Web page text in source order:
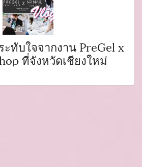
ทับใจจากงาน PreGel x
ที่จังหวัดเชียงใหม่